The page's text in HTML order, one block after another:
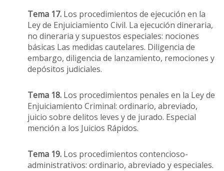
Tema 17. Los procedimientos de ejecución en la
Ley de Enjuiciamiento Civil. La ejecución dineraria,
no dineraria y supuestos especiales: nociones
básicas Las medidas cautelares. Diligencia de
embargo, diligencia de lanzamiento, remociones y
depósitos judiciales.
Tema 18. Los procedimientos penales en la Ley de
Enjuiciamiento Criminal: ordinario, abreviado,
juicio sobre delitos leves y de jurado. Especial
mención a los Juicios Rápidos.
Tema 19. Los procedimientos contencioso-
administrativos: ordinario, abreviado y especiales.